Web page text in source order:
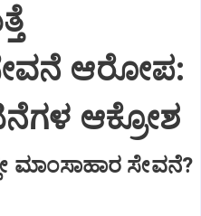
ಆರೋಪ:
ಆಕ್ರೋಶ
ಮಾಂಸಾಹಾರ ಸೇವನೆ?